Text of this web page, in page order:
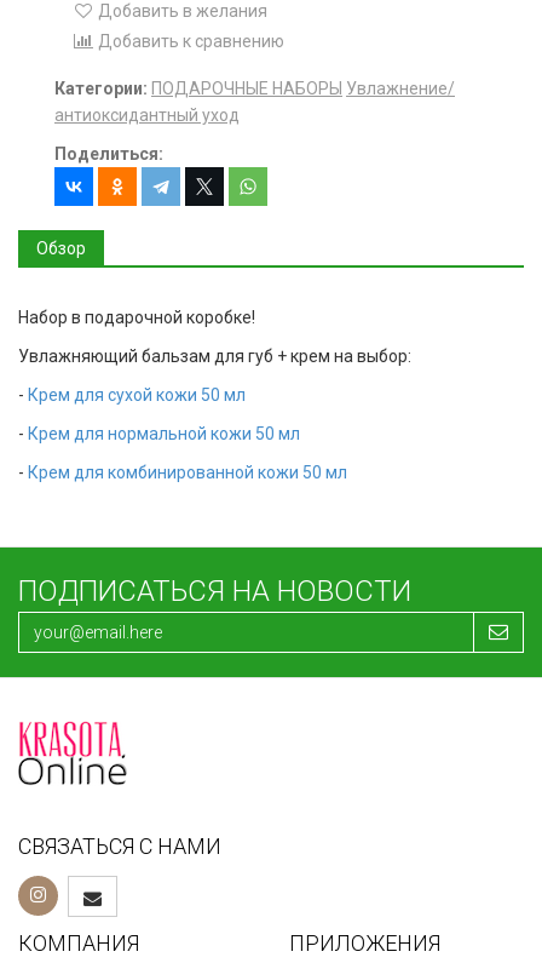
Добавить в желания
Добавить к сравнению
Категории: ПОДАРОЧНЫЕ НАБОРЫ Увлажнение/
антиоксидантный уход
Поделиться:
Обзор
Набор в подарочной коробке!
Увлажняющий бальзам для губ + крем на выбор:
- Крем для сухой кожи 50 мл
- Крем для нормальной кожи 50 мл
- Крем для комбинированной кожи 50 мл
ПОДПИСАТЬСЯ НА НОВОСТИ
СВЯЗАТЬСЯ С НАМИ
КОМПАНИЯ ПРИЛОЖЕНИЯ